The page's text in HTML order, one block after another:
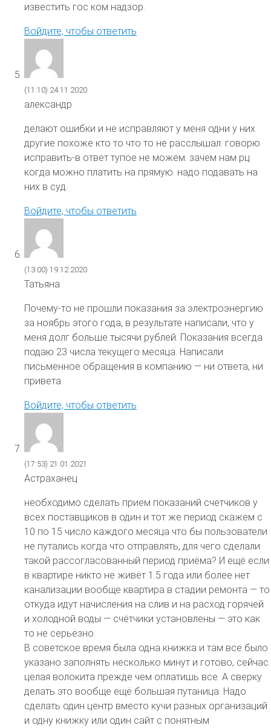
известить гос ком надзор.
Войдите, чтобы ответить
(11:10) 24.11.2020
александр
делают ошибки и не исправляют у меня одни у них
другие похоже кто то что то не расслышал. говорю
исправить-в ответ тупое не можем. зачем нам рц
когда можно платить на прямую. надо подавать на
них в суд.
Войдите, чтобы ответить
(13:00) 19.12.2020
Татьяна
Почему-то не прошли показания за электроэнергию
за ноябрь этого года, в результате написали, что у
меня долг больше тысячи рублей. Показания всегда
подаю 23 числа текущего месяца. Написали
письменное обращения в компанию — ни ответа, ни
привета.
Войдите, чтобы ответить
(17:53) 21.01.2021
Астраханец
необходимо сделать прием показаний счетчиков у
всех поставщиков в один и тот же период скажем с
10 по 15 число каждого месяца что бы пользователи
не путались когда что отправлять, для чего сделали
такой рассогласованный период приёма? И ещё если
в квартире никто не живёт 1.5 года или более нет
канализации вообще квартира в стадии ремонта — то
откуда идут начисления на слив и на расход горячей
и холодной воды — счётчики установлены — это как
то не серьёзно.
В советское время была одна книжка и там все было
указано заполнять несколько минут и готово, сейчас
целая волокита прежде чем оплатишь все. А сверку
делать это вообще ещё большая путаница. Надо
сделать один центр вместо кучи разных организаций
и одну книжку или один сайт с понятным